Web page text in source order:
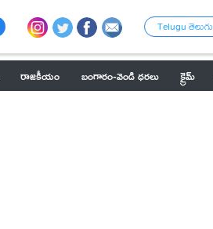
Telugu తెలుగు
రాజకీయం బంగారం-వెండి ధరలు క్రైమ్